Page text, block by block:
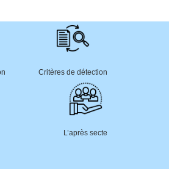
Critères de détection
L’après secte